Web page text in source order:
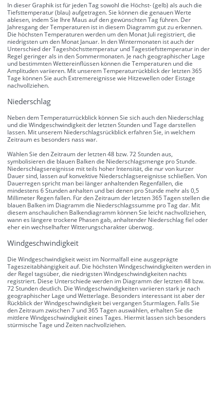
In dieser Graphik ist für jeden Tag sowohl die Höchst- (gelb) als auch die
Tiefsttemperatur (blau) aufgetragen. Sie können die genauen Werte
ablesen, indem Sie Ihre Maus auf den gewünschten Tag führen. Der
Jahresgang der Temperaturen ist in diesem Diagramm gut zu erkennen.
Die höchsten Temperaturen werden um den Monat Juli registriert, die
niedrigsten um den Monat Januar. In den Wintermonaten ist auch der
Unterschied der Tageshöchsttemperatur und Tagestiefsttemperatur in der
Regel geringer als in den Sommermonaten. Je nach geographischer Lage
und bestimmten Wettereinflüssen können die Temperaturen und die
Amplituden variieren. Mit unserem Temperaturrückblick der letzten 365
Tage können Sie auch Extremereignisse wie Hitzewellen oder Eistage
nachvollziehen.
Niederschlag
Neben dem Temperaturrückblick können Sie sich auch den Niederschlag
und die Windgeschwindigkeit der letzten Stunden und Tage darstellen
lassen. Mit unserem Niederschlagsrückblick erfahren Sie, in welchem
Zeitraum es besonders nass war.
Wählen Sie den Zeitraum der letzten 48 bzw. 72 Stunden aus,
symbolisieren die blauen Balken die Niederschlagsmenge pro Stunde.
Niederschlagsereignisse mit teils hoher Intensität, die nur von kurzer
Dauer sind, lassen auf konvektive Niederschlagsereignisse schließen. Von
Dauerregen spricht man bei länger anhaltenden Regenfällen, die
mindestens 6 Stunden anhalten und bei denen pro Stunde mehr als 0,5
Millimeter Regen fallen. Für den Zeitraum der letzten 365 Tagen stellen die
blauen Balken im Diagramm die Niederschlagssumme pro Tag dar. Mit
diesem anschaulichen Balkendiagramm können Sie leicht nachvollziehen,
wann es längere trockene Phasen gab, anhaltender Niederschlag fiel oder
eher ein wechselhafter Witterungscharakter überwog.
Windgeschwindigkeit
Die Windgeschwindigkeit weist im Normalfall eine ausgeprägte
Tageszeitabhängigkeit auf. Die höchsten Windgeschwindigkeiten werden in
der Regel tagsüber, die niedrigsten Windgeschwindigkeiten nachts
registriert. Diese Unterschiede werden im Diagramm der letzten 48 bzw.
72 Stunden deutlich. Die Windgeschwindigkeiten variieren stark je nach
geographischer Lage und Wetterlage. Besonders interessant ist aber der
Rückblick der Windgeschwindigkeit bei vergangen Sturmlagen. Falls Sie
den Zeitraum zwischen 7 und 365 Tagen auswählen, erhalten Sie die
mittlere Windgeschwindigkeit eines Tages. Hiermit lassen sich besonders
stürmische Tage und Zeiten nachvollziehen.